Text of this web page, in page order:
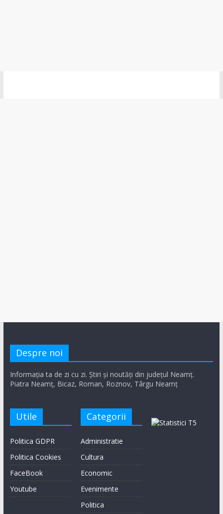
Despre noi
Informația ta de zi cu zi. Știri și noutăți din județul Neamț.
Piatra Neamț, Bicaz, Roman, Roznov, Târgu Neamț
Utile
Politica GDPR
Politica Cookies
FaceBook
Youtube
Categorii
Administratie
Cultura
Economic
Evenimente
Politica